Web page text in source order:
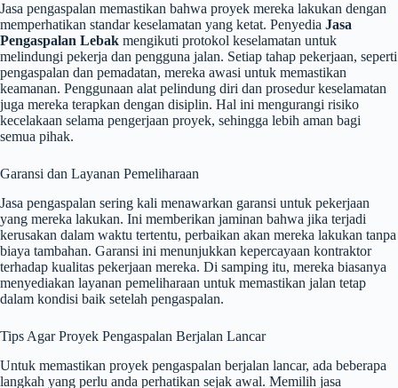
Jasa pengaspalan memastikan bahwa proyek mereka lakukan dengan
memperhatikan standar keselamatan yang ketat. Penyedia Jasa
Pengaspalan Lebak mengikuti protokol keselamatan untuk
melindungi pekerja dan pengguna jalan. Setiap tahap pekerjaan, seperti
pengaspalan dan pemadatan, mereka awasi untuk memastikan
keamanan. Penggunaan alat pelindung diri dan prosedur keselamatan
juga mereka terapkan dengan disiplin. Hal ini mengurangi risiko
kecelakaan selama pengerjaan proyek, sehingga lebih aman bagi
semua pihak.
Garansi dan Layanan Pemeliharaan
Jasa pengaspalan sering kali menawarkan garansi untuk pekerjaan
yang mereka lakukan. Ini memberikan jaminan bahwa jika terjadi
kerusakan dalam waktu tertentu, perbaikan akan mereka lakukan tanpa
biaya tambahan. Garansi ini menunjukkan kepercayaan kontraktor
terhadap kualitas pekerjaan mereka. Di samping itu, mereka biasanya
menyediakan layanan pemeliharaan untuk memastikan jalan tetap
dalam kondisi baik setelah pengaspalan.
Tips Agar Proyek Pengaspalan Berjalan Lancar
Untuk memastikan proyek pengaspalan berjalan lancar, ada beberapa
langkah yang perlu anda perhatikan sejak awal. Memilih jasa